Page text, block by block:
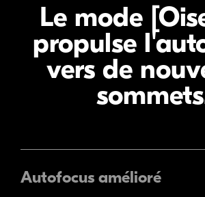
Le mode
propulse
vers de
Élargir
Autofocus amélioré